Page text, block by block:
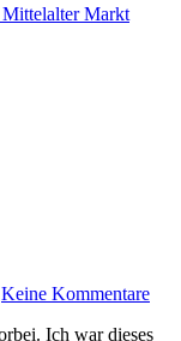
Mittelalter Markt
Keine Kommentare